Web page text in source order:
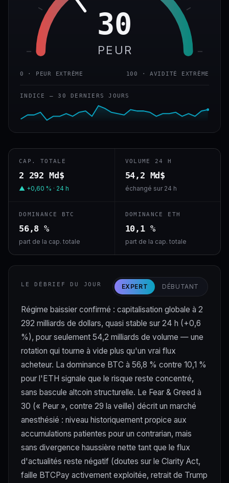
30
PEUR
0 · PEUR EXTRÊME 100 · AVIDITÉ EXTRÊME
INDICE — 30 DERNIERS JOURS
CAP. TOTALE
2 292 Md$
▲ +0,60 % · 24 h
VOLUME 24 H
54,2 Md$
échangé sur 24 h
DOMINANCE BTC
56,8 %
part de la cap. totale
DOMINANCE ETH
10,1 %
part de la cap. totale
LE DÉBRIEF DU JOUR EXPERT DÉBUTANT
Régime baissier confirmé : capitalisation globale à 2
292 milliards de dollars, quasi stable sur 24 h (+0,6
%), pour seulement 54,2 milliards de volume — une
rotation qui tourne à vide plus qu'un vrai flux
acheteur. La dominance BTC à 56,8 % contre 10,1 %
pour l'ETH signale que le risque reste concentré,
sans bascule altcoin structurelle. Le Fear & Greed à
30 (« Peur », contre 29 la veille) décrit un marché
anesthésié : niveau historiquement propice aux
accumulations patientes pour un contrarian, mais
sans divergence haussière nette tant que le flux
d'actualités reste négatif (doutes sur le Clarity Act,
faille BTCPay activement exploitée, retrait de Trump